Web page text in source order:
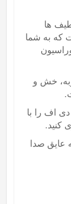
ها
که به شما
خش و
دی اف را با
کنید.
عایق صدا